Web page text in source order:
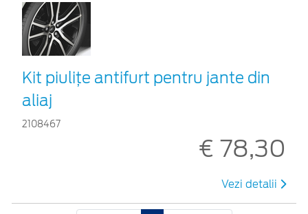
Kit piuliţe antifurt pentru jante din
aliaj
2108467
€ 78,30
Vezi detalii